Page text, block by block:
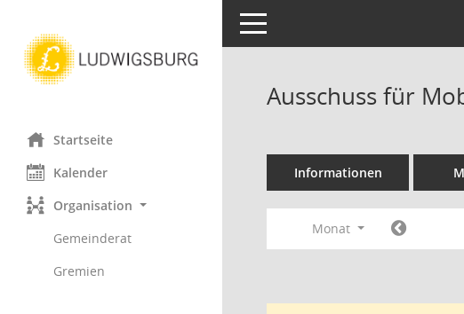
Startseite
Kalender
Organisation
Gemeinderat
Gremien
Toggle navigation
Ausschuss für
Informationen
Monat